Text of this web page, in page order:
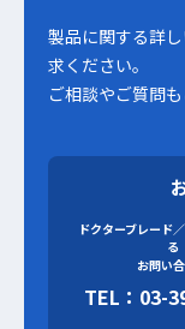
製品に関する詳
求ください。
ご相談やご質問
ドクターブレード
る
お問い
TEL：03-